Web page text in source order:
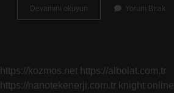
Devamını okuyun
Bir
Yorum Bırak
https://kozmos.net https://albolat.com.tr
https://nanotekenerji.com.tr knight online